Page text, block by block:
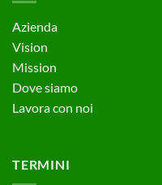
Azienda
Vision
Mission
Dove siamo
Lavora con noi
TERMINI